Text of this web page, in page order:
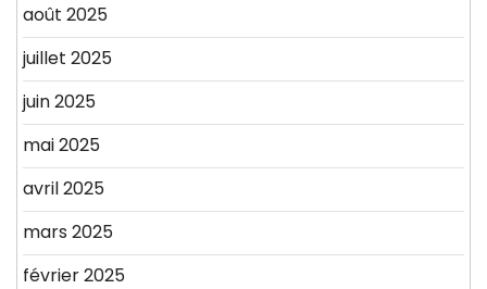
août 2025
juillet 2025
juin 2025
mai 2025
avril 2025
mars 2025
février 2025